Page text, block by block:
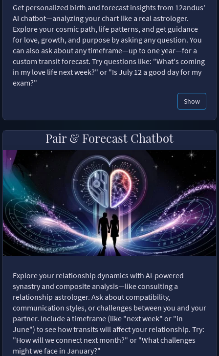
Get personalized birth and forecast insights from 12andus'
AI chatbot—analyzing your chart like a real astrologer.
Explore your cosmic path, life patterns, and get guidance
for love, growth, and purpose by asking any question. You
can also ask about any timeframe—up to one year—for a
custom transit forecast. Try questions like: "What's coming
in my love life next week?" or "Is July 12 a good day for my
exam?"
Show
Pair & Forecast Chatbot
Explore your relationship dynamics with AI-powered
synastry and composite analysis—like consulting a
relationship astrologer. Ask about compatibility,
communication styles, or challenges between you and your
partner. Include a timeframe (like "next week" or "in
June") to see how transits will affect your relationship. Try:
"How will we connect next month?" or "What challenges
might we face in January?"